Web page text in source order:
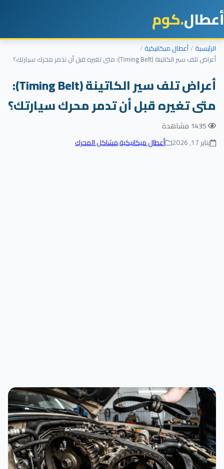
أعطال.كوم
الرئيسية أعطال ميكانيكية
أعراض تلف سير الكاتينة (Timing Belt): متى تغيره قبل أن تدمر محرك سيارتك؟
أعراض تلف سير الكاتينة (Timing Belt):
متى تغيره قبل أن تدمر محرك سيارتك؟
يناير 17, 2026 أعطال ميكانيكية،مشاكل المحرك